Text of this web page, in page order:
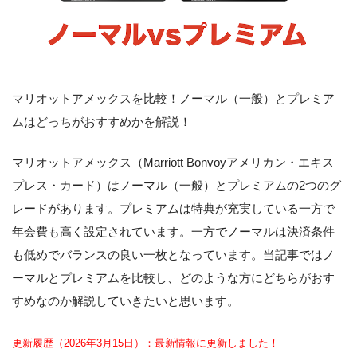
マリオットアメックスを比較！ノーマル（一般）とプレミア
ムはどっちがおすすめかを解説！
マリオットアメックス（Marriott Bonvoyアメリカン・エキス
プレス・カード）はノーマル（一般）とプレミアムの2つのグ
レードがあります。プレミアムは特典が充実している一方で
年会費も高く設定されています。一方でノーマルは決済条件
も低めでバランスの良い一枚となっています。当記事ではノ
ーマルとプレミアムを比較し、どのような方にどちらがおす
すめなのか解説していきたいと思います。
更新履歴（2026年3月15日）：最新情報に更新しました！